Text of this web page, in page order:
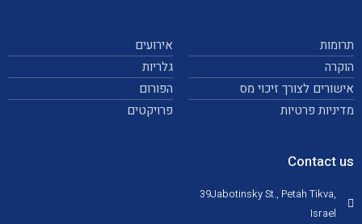
תרומות
הוקרה
אישורים לצורך זיכוי מס
מדיניות פרטיות
אירועים
גלריות
הפורום
פרויקטים
Contact us
39Jabotinsky St., Petah Tikva,
Israel